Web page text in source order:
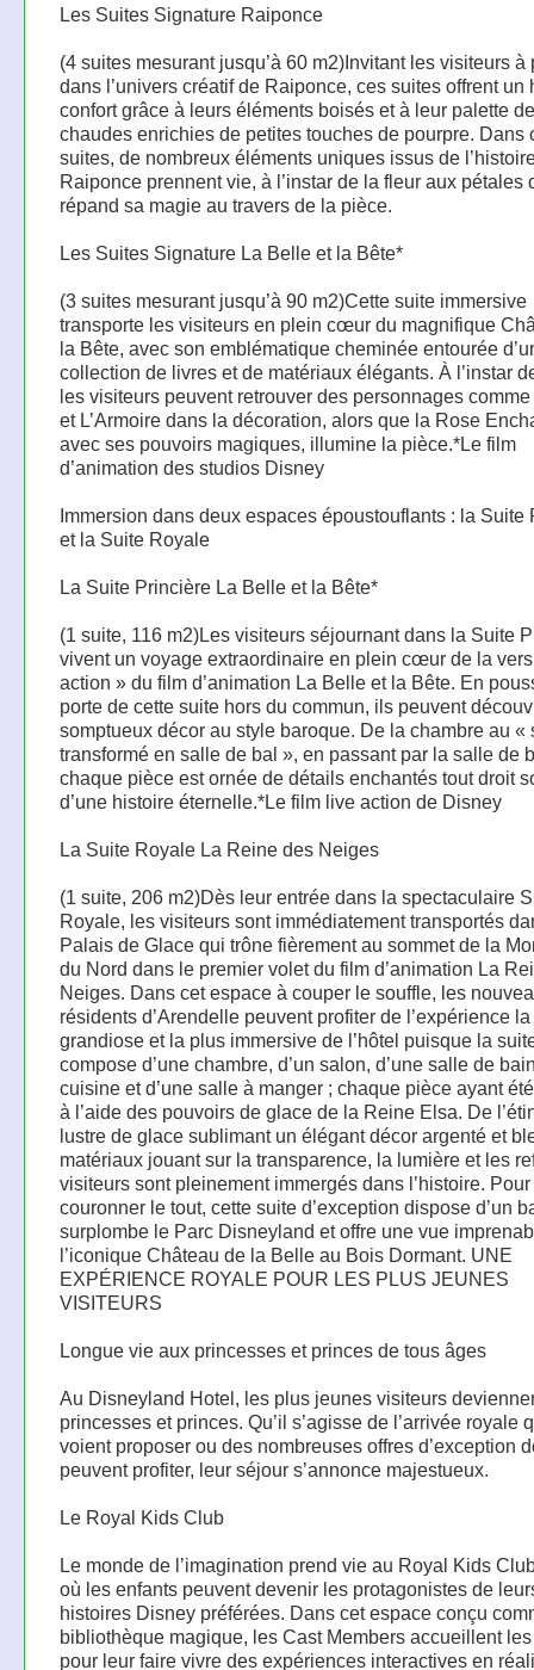
Les Suites Signature Raiponce
(4 suites mesurant jusqu’à 60 m2)Invitant les visiteurs à
dans l’univers créatif de Raiponce, ces suites offrent un
confort grâce à leurs éléments boisés et à leur palette
chaudes enrichies de petites touches de pourpre. Dans
suites, de nombreux éléments uniques issus de
Raiponce prennent vie, à l’instar de la fleur aux pétales
répand sa magie au travers de la pièce.
Les Suites Signature La Belle et la Bête*
(3 suites mesurant jusqu’à 90 m2)Cette suite immersive
transporte les visiteurs en plein cœur du magnifique
la Bête, avec son emblématique cheminée entourée
collection de livres et de matériaux élégants. À l’instar
les visiteurs peuvent retrouver des personnages
et L’Armoire dans la décoration, alors que la Rose
avec ses pouvoirs magiques, illumine la pièce.*Le film
d’animation des studios Disney
Immersion dans deux espaces époustouflants : la Suite
et la Suite Royale
La Suite Princière La Belle et la Bête*
(1 suite, 116 m2)Les visiteurs séjournant dans la Suite
vivent un voyage extraordinaire en plein cœur de la
action » du film d’animation La Belle et la Bête. En
porte de cette suite hors du commun, ils peuvent
somptueux décor au style baroque. De la chambre au «
transformé en salle de bal », en passant par la salle de
chaque pièce est ornée de détails enchantés tout droit
d’une histoire éternelle.*Le film live action de Disney
La Suite Royale La Reine des Neiges
(1 suite, 206 m2)Dès leur entrée dans la spectaculaire
Royale, les visiteurs sont immédiatement transportés
Palais de Glace qui trône fièrement au sommet de la
du Nord dans le premier volet du film d’animation La
Neiges. Dans cet espace à couper le souffle, les
résidents d’Arendelle peuvent profiter de l’expérience
grandiose et la plus immersive de l’hôtel puisque la
compose d’une chambre, d’un salon, d’une salle de
cuisine et d’une salle à manger ; chaque pièce ayant
à l’aide des pouvoirs de glace de la Reine Elsa. De
lustre de glace sublimant un élégant décor argenté et
matériaux jouant sur la transparence, la lumière et les
visiteurs sont pleinement immergés dans l’histoire. Pour
couronner le tout, cette suite d’exception dispose d’un
surplombe le Parc Disneyland et offre une vue
l’iconique Château de la Belle au Bois Dormant. UNE
EXPÉRIENCE ROYALE POUR LES PLUS JEUNES
VISITEURS
Longue vie aux princesses et princes de tous âges
Au Disneyland Hotel, les plus jeunes visiteurs
princesses et princes. Qu’il s’agisse de l’arrivée royale
voient proposer ou des nombreuses offres d’exception
peuvent profiter, leur séjour s’annonce majestueux.
Le Royal Kids Club
Le monde de l’imagination prend vie au Royal Kids
où les enfants peuvent devenir les protagonistes de
histoires Disney préférées. Dans cet espace conçu
bibliothèque magique, les Cast Members accueillent
pour leur faire vivre des expériences interactives en